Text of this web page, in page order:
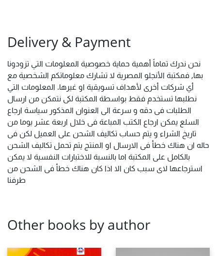
Delivery & Payment
نحن ندرك تماماً أهمية حماية خصوصية المعلومات التي تزودونا
بها, فمكتبة الأنجلو المصرية لا تشارك معلوماتكم الشخصية مع
أي شركات أخرى لأهداف تسويقية او غيرها. المعلومات التي
نطلبها تستخدم فقط بواسطة المكتبة لكى نتمكن من ارسال
الطلبات فى دقه و سرعة الى العنوان المذكور سياسة ارجاع
السلع يمكن ارجاع الكتب المباعة فى خلال اربعة عشر يوما من
تاريخ الشراء و يتم حساب تكاليف الشحن على العميل لكن فى
حاله ان هناك خطأ فى الارسال او المنتج يتم تحمل تكاليف الشحن
بالكامل على المكتبة اما بالنسبة للاختبارات النفسية لا يمكن
استرجاعها لاى سبب كان الا اذا كان هناك خطأ فى الشحن من
طرفنا
Other books by author